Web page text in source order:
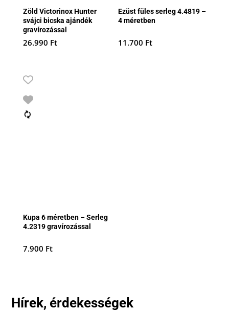
Zöld Victorinox Hunter
svájci bicska ajándék
gravírozással
26.990 Ft
Ezüst füles serleg 4.4819 –
4 méretben
11.700 Ft
Kupa 6 méretben – Serleg
4.2319 gravírozással
7.900 Ft
Hírek, érdekességek